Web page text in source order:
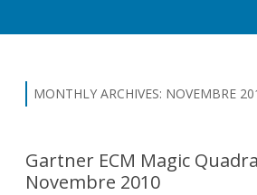
MONTHLY ARCHIVES: NOVEMBRE
Gartner ECM Magic
Novembre 2010